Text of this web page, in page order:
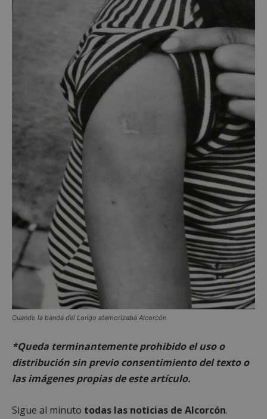
Cuando la banda del Longo atemorizaba Alcorcón
*Queda terminantemente prohibido el uso o
distribución sin previo consentimiento del texto o
las imágenes propias de este artículo.
Sigue al minuto todas las noticias de Alcorcón.
Cookies de
preferencias
Cookies de
funcionalidad
Cookies no clasificadas
Cookies estrictamente necesarias
Las cookies estrictamente necesarias permiten la
funcionalidad principal del sitio web, como el
inicio de sesión de usuario y la gestión de cuentas.
El sitio web no se puede utilizar correctamente sin
las cookies estrictamente necesarias.
Nombre
Proveedor/
PHPSESSID
PHP.net